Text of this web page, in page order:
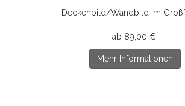
Deckenbild/Wandbild im
ab 89,00 €*
Mehr Informationen